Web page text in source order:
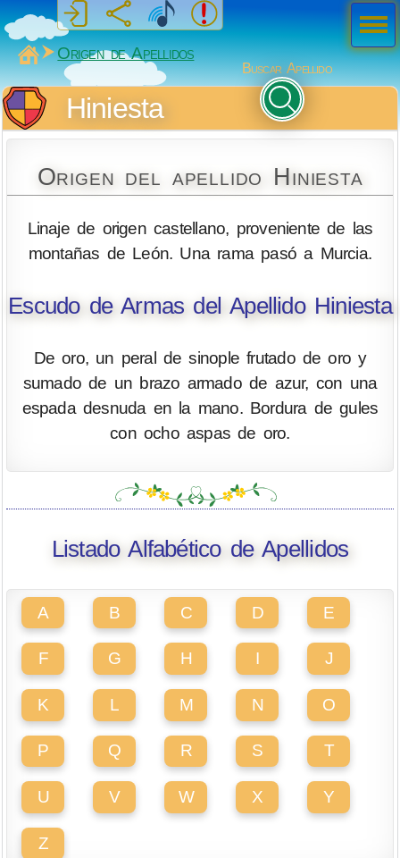
MiSabueso
Origen de Apellidos
Buscar Apellido
Hiniesta
Origen del apellido Hiniesta
Linaje de origen castellano, proveniente de las
montañas de León. Una rama pasó a Murcia.
Escudo de Armas del Apellido Hiniesta
De oro, un peral de sinople frutado de oro y
sumado de un brazo armado de azur, con una
espada desnuda en la mano. Bordura de gules
con ocho aspas de oro.
Listado Alfabético de Apellidos
A B C D E
F G H I J
K L M N O
P Q R S T
U V W X Y
Z
Men
ú